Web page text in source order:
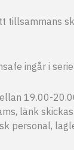
tillsammans
ingår i
19.00-
länk
personal,